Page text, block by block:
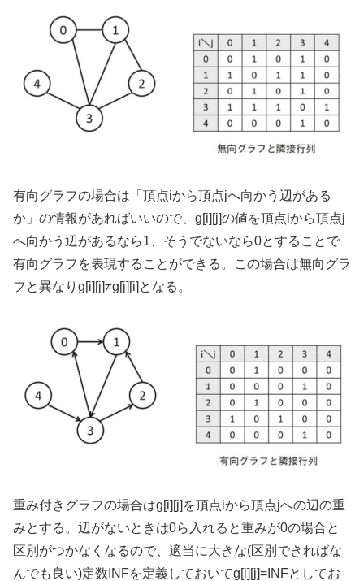
有向グラフの場合は「頂点iから頂点jへ向かう辺がある
か」の情報があればいいので、g[i][j]の値を頂点iから頂点j
へ向かう辺があるなら1、そうでないなら0とすることで
有向グラフを表現することができる。この場合は無向グラ
フと異なりg[i][j]≠g[j][i]となる。
重み付きグラフの場合はg[i][j]を頂点iから頂点jへの辺の重
みとする。辺がないときは0ら入れると重みが0の場合と
区別がつかなくなるので、適当に大きな(区別できればな
んでも良い)定数INFを定義しておいてg[i][j]=INFとしてお